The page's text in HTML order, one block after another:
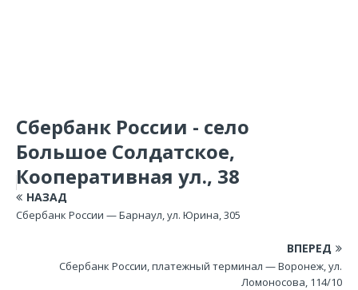
Сбербанк России - село
Большое Солдатское,
Кооперативная ул., 38
НАЗАД
Сбербанк России — Барнаул, ул. Юрина, 305
ВПЕРЕД
Сбербанк России, платежный терминал — Воронеж, ул.
Ломоносова, 114/10